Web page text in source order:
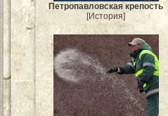
Петропавловская крепость
[История]